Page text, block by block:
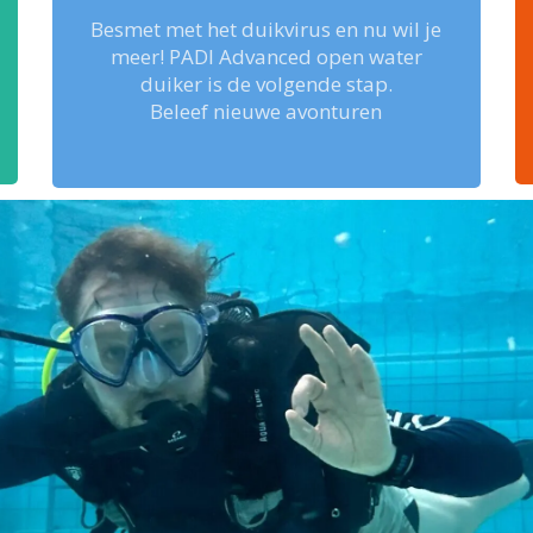
Besmet met het duikvirus en nu wil je
meer! PADI Advanced open water
duiker is de volgende stap.
Beleef nieuwe avonturen